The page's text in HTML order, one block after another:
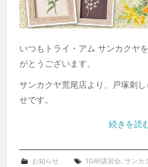
いつもトライ・アム サンカクヤ
がとうございます。
サンカクヤ荒尾店より、戸塚刺
せです。
続きを読
お知らせ 1DAY講習会, サンカ